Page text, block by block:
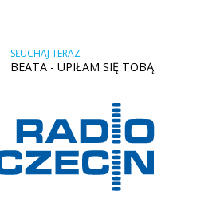
SŁUCHAJ TERAZ
BEATA - UPIŁAM SIĘ TOBĄ